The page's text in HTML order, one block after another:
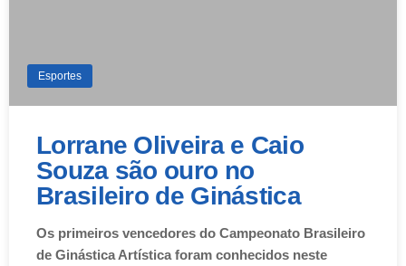
Esportes
Lorrane Oliveira e Caio
Souza são ouro no
Brasileiro de Ginástica
Os primeiros vencedores do Campeonato Brasileiro
de Ginástica Artística foram conhecidos neste